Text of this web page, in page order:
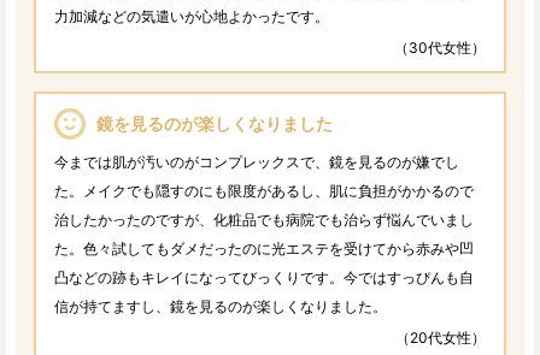
力加減などの気遣いが心地よかったです。
（30代女性）
鏡を見るのが楽しくなりました
今までは肌が汚いのがコンプレックスで、鏡を見るのが嫌でし
た。メイクでも隠すのにも限度があるし、肌に負担がかかるので
治したかったのですが、化粧品でも病院でも治らず悩んでいまし
た。色々試してもダメだったのに光エステを受けてから赤みや凹
凸などの跡もキレイになってびっくりです。今ではすっぴんも自
信が持てますし、鏡を見るのが楽しくなりました。
（20代女性）